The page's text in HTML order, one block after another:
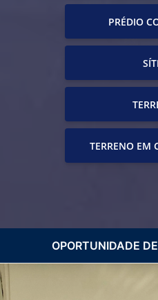
PRÉDIO
TERRENO EM
OPORTUNIDADE